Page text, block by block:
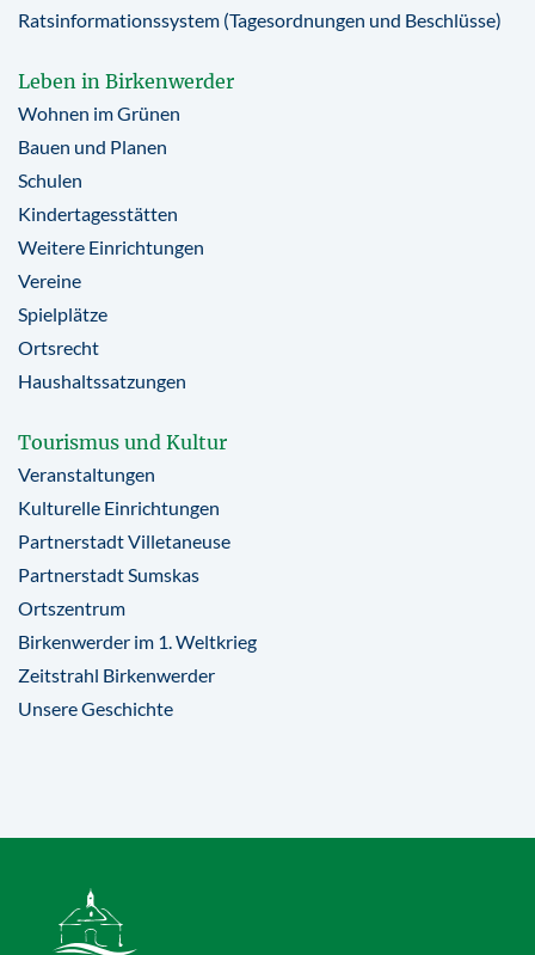
Ratsinformationssystem (Tagesordnungen und Beschlüsse)
Leben in Birkenwerder
Wohnen im Grünen
Bauen und Planen
Schulen
Kindertagesstätten
Weitere Einrichtungen
Vereine
Spielplätze
Ortsrecht
Haushaltssatzungen
Tourismus und Kultur
Veranstaltungen
Kulturelle Einrichtungen
Partnerstadt Villetaneuse
Partnerstadt Sumskas
Ortszentrum
Birkenwerder im 1. Weltkrieg
Zeitstrahl Birkenwerder
Unsere Geschichte